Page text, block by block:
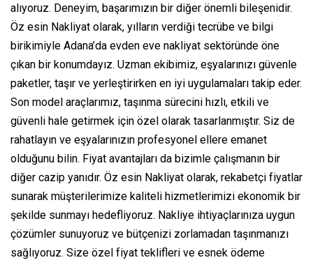
alıyoruz. Deneyim, başarımızın bir diğer önemli bileşenidir.
Öz esin Nakliyat olarak, yılların verdiği tecrübe ve bilgi
birikimiyle Adana’da evden eve nakliyat sektöründe öne
çıkan bir konumdayız. Uzman ekibimiz, eşyalarınızı güvenle
paketler, taşır ve yerleştirirken en iyi uygulamaları takip eder.
Son model araçlarımız, taşınma sürecini hızlı, etkili ve
güvenli hale getirmek için özel olarak tasarlanmıştır. Siz de
rahatlayın ve eşyalarınızın profesyonel ellere emanet
olduğunu bilin. Fiyat avantajları da bizimle çalışmanın bir
diğer cazip yanıdır. Öz esin Nakliyat olarak, rekabetçi fiyatlar
sunarak müşterilerimize kaliteli hizmetlerimizi ekonomik bir
şekilde sunmayı hedefliyoruz. Nakliye ihtiyaçlarınıza uygun
çözümler sunuyoruz ve bütçenizi zorlamadan taşınmanızı
sağlıyoruz. Size özel fiyat teklifleri ve esnek ödeme